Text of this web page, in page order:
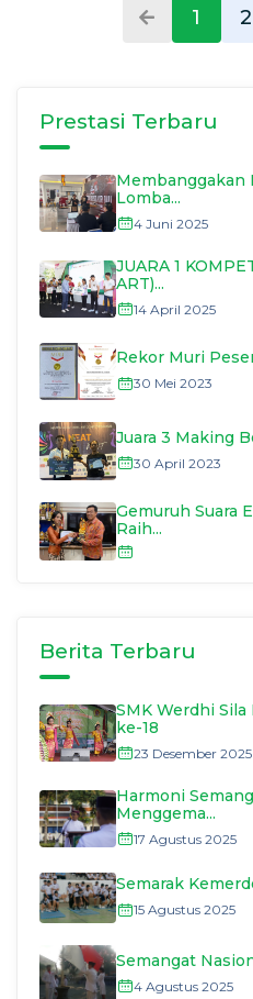
1 2
Prestasi Terbaru
Membanggakan
Lomba...
4 Juni 2025
JUARA 1
ART)...
14 April 2025
Rekor Muri
30 Mei 2023
Juara 3 Making
30 April 2023
Gemuruh Suara
Raih...
Berita Terbaru
SMK Werdhi Sila
ke-18
23 Desember 2025
Harmoni
Menggema...
17 Agustus 2025
Semarak
15 Agustus 2025
Semangat
4 Agustus 2025